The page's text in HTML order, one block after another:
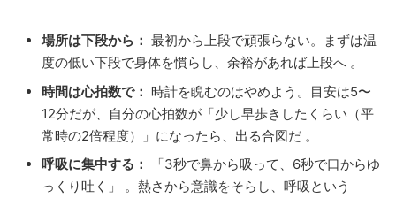
場所は下段から： 最初から上段で頑張らない。まずは温
度の低い下段で身体を慣らし、余裕があれば上段へ 。
時間は心拍数で： 時計を睨むのはやめよう。目安は5〜
12分だが、自分の心拍数が「少し早歩きしたくらい（平
常時の2倍程度）」になったら、出る合図だ 。
呼吸に集中する：
「3秒で鼻から吸って、6秒で口からゆ
っくり吐く」 。熱さから意識をそらし、呼吸という